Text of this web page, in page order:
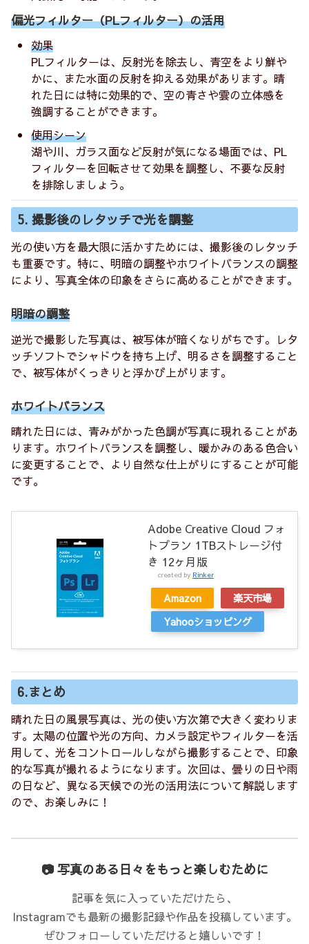
偏光フィルター（PLフィルター）の活用
効果
PLフィルターは、反射光を除去し、青空をより鮮や
かに、また水面の反射を抑える効果があります。晴
れた日には特に効果的で、空の青さや雲の立体感を
強調することができます。
使用シーン
湖や川、ガラス面など反射が気になる場面では、PL
フィルターを回転させて効果を調整し、不要な反射
を排除しましょう。
5. 撮影後のレタッチで光を調整
光の使い方を最大限に活かすためには、撮影後のレタッチ
も重要です。特に、明暗の調整やホワイトバランスの調整
により、写真全体の印象をさらに高めることができます。
明暗の調整
逆光で撮影した写真は、被写体が暗くなりがちです。レタ
ッチソフトでシャドウを持ち上げ、明るさを調整すること
で、被写体がくっきりと浮かび上がります。
ホワイトバランス
晴れた日には、青みがかった色調が写真に現れることがあ
ります。ホワイトバランスを調整し、暖かみのある色合い
に変更することで、より自然な仕上がりにすることが可能
です。
Adobe Creative Cloud フォ
トプラン 1TBストレージ付
き 12ヶ月版
created by Rinker
Amazon
楽天市場
Yahooショッピング
6.まとめ
晴れた日の風景写真は、光の使い方次第で大きく変わりま
す。太陽の位置や光の方向、カメラ設定やフィルターを活
用して、光をコントロールしながら撮影することで、印象
的な写真が撮れるようになります。次回は、曇りの日や雨
の日など、異なる天候での光の活用法について解説します
ので、お楽しみに！
📷 写真のある日々をもっと楽しむために
記事を気に入っていただけたら、
Instagramでも最新の撮影記録や作品を投稿しています。
ぜひフォローしていただけると嬉しいです！